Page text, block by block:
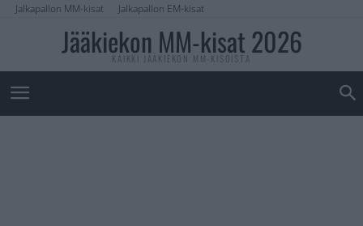
Jalkapallon MM-kisat Jalkapallon EM-kisat
Jääkiekon MM-kisat 2026
KAIKKI JÄÄKIEKON MM-KISOISTA